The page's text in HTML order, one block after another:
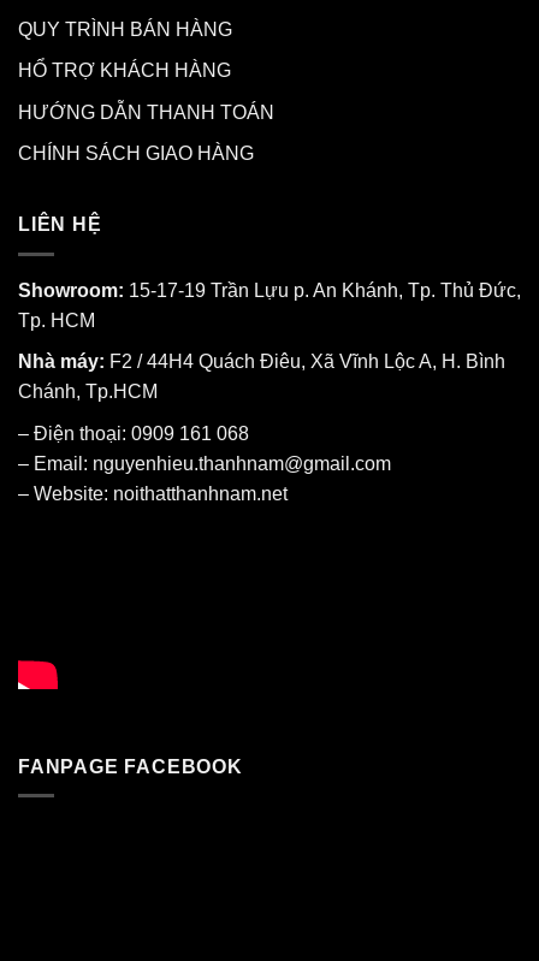
QUY TRÌNH BÁN HÀNG
HỔ TRỢ KHÁCH HÀNG
HƯỚNG DẪN THANH TOÁN
CHÍNH SÁCH GIAO HÀNG
LIÊN HỆ
Showroom: 15-17-19 Trần Lựu p. An Khánh, Tp. Thủ Đức,
Tp. HCM
Nhà máy: F2 / 44H4 Quách Điêu, Xã Vĩnh Lộc A, H. Bình
Chánh, Tp.HCM
– Điện thoại: 0909 161 068
– Email: nguyenhieu.thanhnam@gmail.com
– Website: noithatthanhnam.net
FANPAGE FACEBOOK